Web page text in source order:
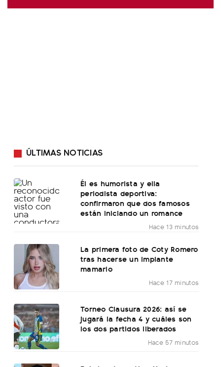
ÚLTIMAS NOTICIAS
Él es humorista y ella
periodista deportiva:
confirmaron que dos famosos
están iniciando un romance
Hace 13 minutos
La primera foto de Coty Romero
tras hacerse un implante
mamario
Hace 17 minutos
Torneo Clausura 2026: así se
jugará la fecha 4 y cuáles son
los dos partidos liberados
Hace 57 minutos